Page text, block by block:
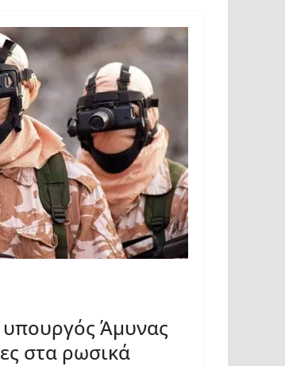
υπουργός Άμυνας
στα ρωσικά